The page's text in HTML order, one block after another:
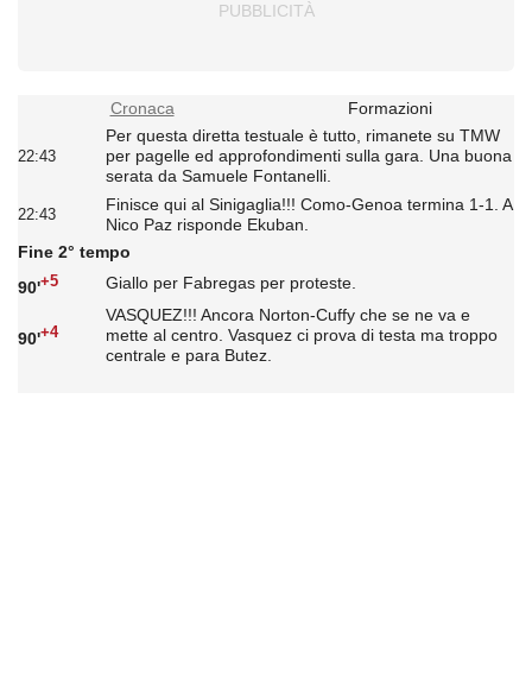
Cronaca Formazioni
22:43
Per questa diretta testuale è tutto, rimanete su TMW
per pagelle ed approfondimenti sulla gara. Una buona
serata da Samuele Fontanelli.
22:43
Finisce qui al Sinigaglia!!! Como-Genoa termina 1-1. A
Nico Paz risponde Ekuban.
Fine 2° tempo
90'+5 Giallo per Fabregas per proteste.
90'+4
VASQUEZ!!! Ancora Norton-Cuffy che se ne va e
mette al centro. Vasquez ci prova di testa ma troppo
centrale e para Butez.